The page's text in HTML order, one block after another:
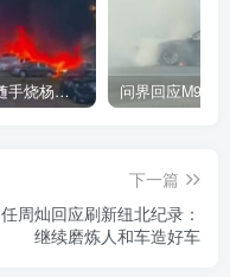
74岁老人随手烧杨絮闯大祸！20辆汽车被引燃
下一篇
任周灿回应刷新纽北纪录：
继续磨炼人和车造好车